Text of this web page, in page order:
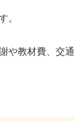
。
や教材費、交通